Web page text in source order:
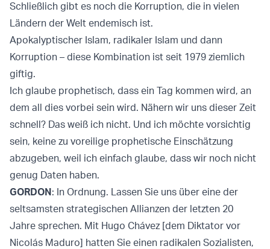
Schließlich gibt es noch die Korruption, die in vielen
Ländern der Welt endemisch ist.
Apokalyptischer Islam, radikaler Islam und dann
Korruption – diese Kombination ist seit 1979 ziemlich
giftig.
Ich glaube prophetisch, dass ein Tag kommen wird, an
dem all dies vorbei sein wird. Nähern wir uns dieser Zeit
schnell? Das weiß ich nicht. Und ich möchte vorsichtig
sein, keine zu voreilige prophetische Einschätzung
abzugeben, weil ich einfach glaube, dass wir noch nicht
genug Daten haben.
GORDON: In Ordnung. Lassen Sie uns über eine der
seltsamsten strategischen Allianzen der letzten 20
Jahre sprechen. Mit Hugo Chávez [dem Diktator vor
Nicolás Maduro] hatten Sie einen radikalen Sozialisten,